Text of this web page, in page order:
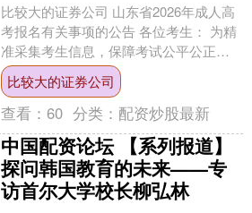
比较大的证券公司 山东省2026年成人高
考报名有关事项的公告 各位考生： 为精
准采集考生信息，保障考试公平公正，
自2026年起，我省成人高考报名系统将
与中国高等....
比较大的证券公司
查看：60 分类： 配资炒股最新
中国配资论坛 【系列报道】
探问韩国教育的未来——专
访首尔大学校长柳弘林